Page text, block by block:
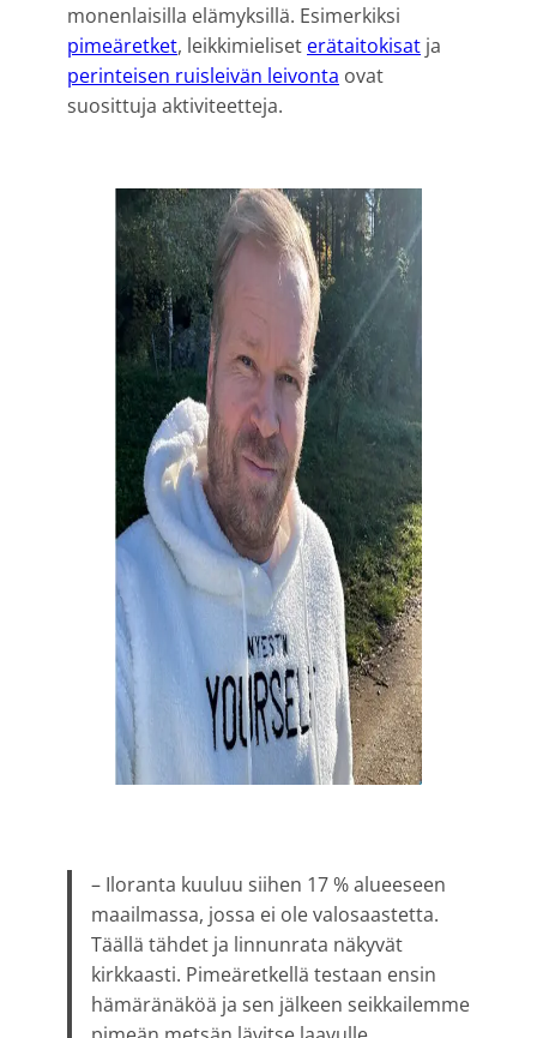
monenlaisilla elämyksillä. Esimerkiksi
pimeäretket, leikkimieliset erätaitokisat ja
perinteisen ruisleivän leivonta ovat
suosittuja aktiviteetteja.
– Iloranta kuuluu siihen 17 % alueeseen
maailmassa, jossa ei ole valosaastetta.
Täällä tähdet ja linnunrata näkyvät
kirkkaasti. Pimeäretkellä testaan ensin
hämäränäköä ja sen jälkeen seikkailemme